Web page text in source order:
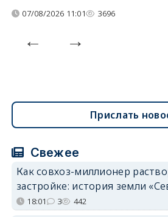
07/08/2026 11:01 3696
Прислать
Свежее
Как совхоз-миллионер
застройке: история земли
18:01 3 442